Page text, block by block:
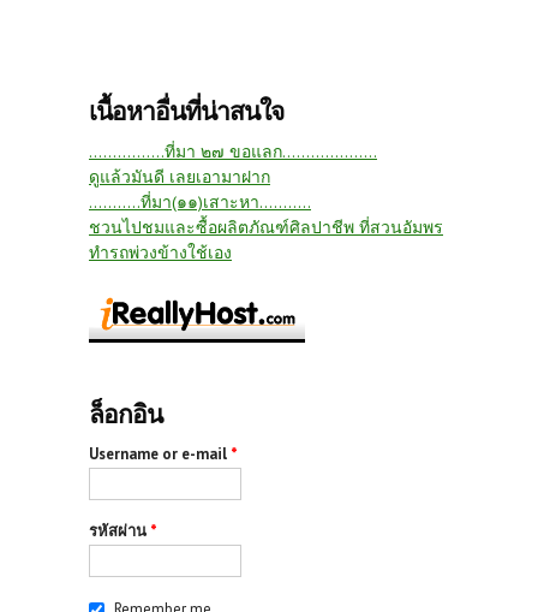
เนื้อหาอื่นที่น่าสนใจ
….............ที่มา ๒๗ ขอแลก....................
ดูแล้วมันดี เลยเอามาฝาก
...........ที่มา(๑๑)เสาะหา...........
ชวนไปชมและซื้อผลิตภัณฑ์ศิลปาชีพ ที่สวนอัมพร
ทำรถพ่วงข้างใช้เอง
ล็อกอิน
Username or e-mail *
รหัสผ่าน *